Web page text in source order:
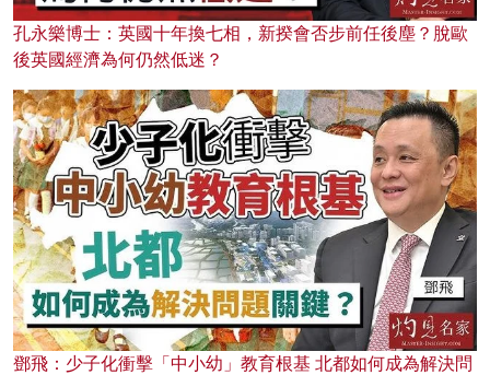
孔永樂博士：英國十年換七相，新揆會否步前任後塵？脫歐
後英國經濟為何仍然低迷？
鄧飛：少子化衝擊「中小幼」教育根基 北都如何成為解決問